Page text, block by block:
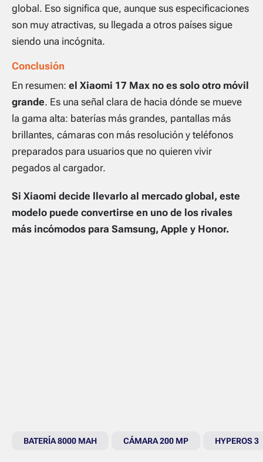
global. Eso significa que, aunque sus especificaciones
son muy atractivas, su llegada a otros países sigue
siendo una incógnita.
Conclusión
En resumen: el Xiaomi 17 Max no es solo otro móvil
grande. Es una señal clara de hacia dónde se mueve
la gama alta: baterías más grandes, pantallas más
brillantes, cámaras con más resolución y teléfonos
preparados para usuarios que no quieren vivir
pegados al cargador.
Si Xiaomi decide llevarlo al mercado global, este
modelo puede convertirse en uno de los rivales
más incómodos para Samsung, Apple y Honor.
BATERÍA 8000 MAH CÁMARA 200 MP HYPEROS 3